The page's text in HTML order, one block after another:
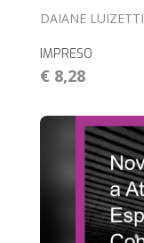
DAIANE LUIZETTI
IMPRESO
€ 8,28